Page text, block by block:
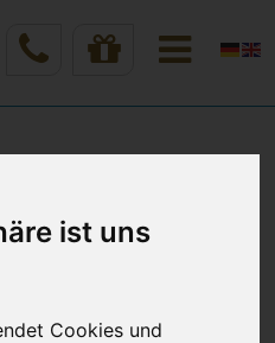
ist uns
Cookies und